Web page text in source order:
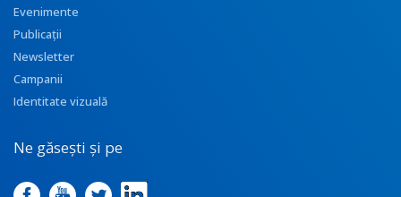
Evenimente
Publicații
Newsletter
Campanii
Identitate vizuală
Ne găsești și pe